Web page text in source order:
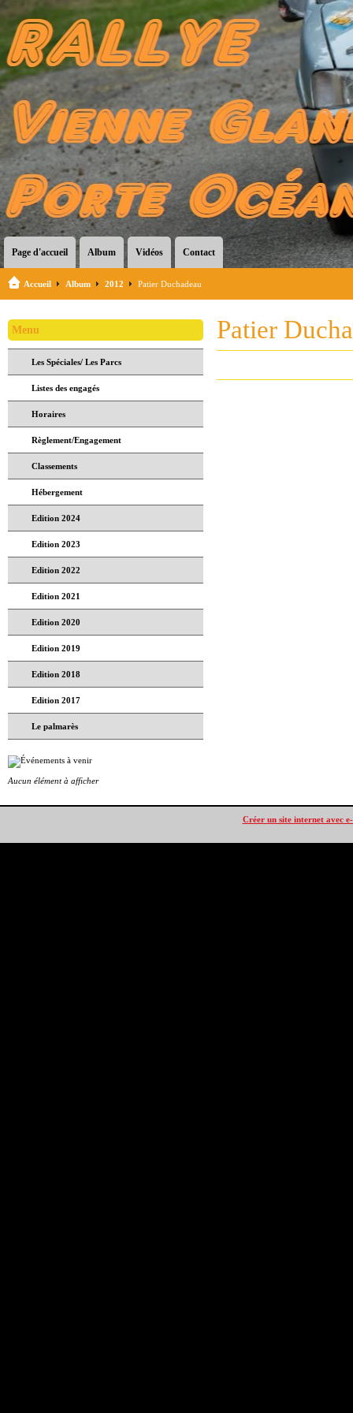
Page d'accueil Album Vidéos Contact
Accueil Album 2012 Patier Duchadeau
Patier
Menu
Les Spéciales/ Les Parcs
Listes des engagés
Horaires
Règlement/Engagement
Classements
Hébergement
Edition 2024
Edition 2023
Edition 2022
Edition 2021
Edition 2020
Edition 2019
Edition 2018
Edition 2017
Le palmarès
Aucun élément à afficher
Créer un site internet avec